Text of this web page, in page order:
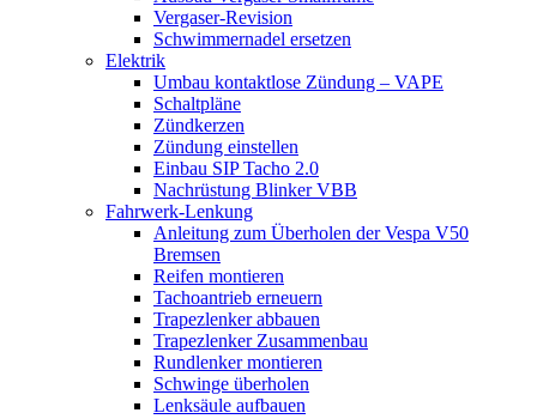
Vergaser-Revision
Schwimmernadel ersetzen
Elektrik
Umbau kontaktlose Zündung – VAPE
Schaltpläne
Zündkerzen
Zündung einstellen
Einbau SIP Tacho 2.0
Nachrüstung Blinker VBB
Fahrwerk-Lenkung
Anleitung zum Überholen der Vespa V50
Bremsen
Reifen montieren
Tachoantrieb erneuern
Trapezlenker abbauen
Trapezlenker Zusammenbau
Rundlenker montieren
Schwinge überholen
Lenksäule aufbauen